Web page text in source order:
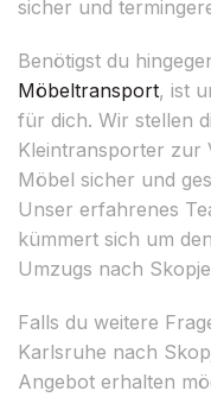
sicher und
Benötigst du
Möbeltransport, ist
für dich. Wir stellen
Kleintransporter zur
Möbel sicher und
Unser erfahrenes
kümmert sich um
Umzugs nach
Falls du weitere
Karlsruhe nach
Angebot erhalten